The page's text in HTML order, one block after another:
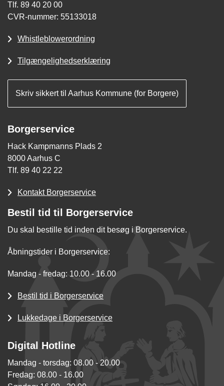
Tlf. 89 40 20 00
CVR-nummer: 55133018
Whistleblowerordning
Tilgængelighedserklæring
Skriv sikkert til Aarhus Kommune (for Borgere)
Borgerservice
Hack Kampmanns Plads 2
8000 Aarhus C
Tlf. 89 40 22 22
Kontakt Borgerservice
Bestil tid til Borgerservice
Du skal bestille tid inden dit besøg i Borgerservice.
Åbningstider i Borgerservice:
Mandag - fredag: 10.00 - 16.00
Bestil tid i Borgerservice
Lukkedage i Borgerservice
Digital Hotline
Mandag - torsdag: 08.00 - 20.00
Fredag: 08.00 - 16.00